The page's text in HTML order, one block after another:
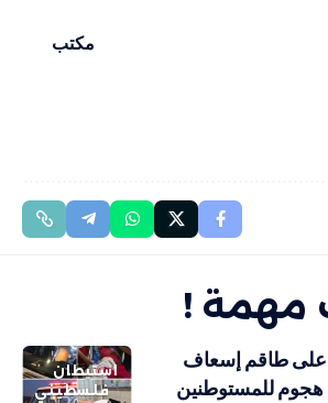
6/2024 مكتب
مهمة !
استيطان
فلسطيني
على طاقم إسعاف
للمستوطنين